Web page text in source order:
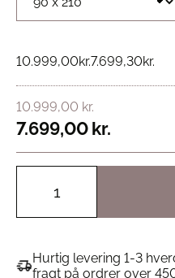
10.999,00kr.7.699,30kr.
10.999,00 kr.
7.699,00kr.
Hurtig levering 1-3
fragt på ordrer over